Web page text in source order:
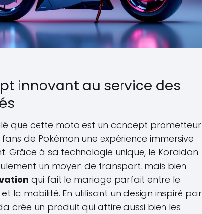
innovant au service des
que cette moto est un concept prometteur
de Pokémon une expérience immersive
Grâce à sa technologie unique, le Koraidon
un moyen de transport, mais bien
qui fait le mariage parfait entre le
la mobilité. En utilisant un design inspiré par
crée un produit qui attire aussi bien les